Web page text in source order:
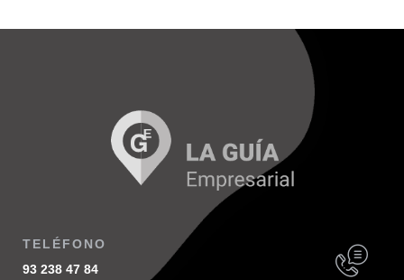
TELÉFONO
93 238 47 84